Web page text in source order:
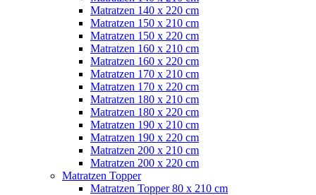
Matratzen 140 x 220 cm
Matratzen 150 x 210 cm
Matratzen 150 x 220 cm
Matratzen 160 x 210 cm
Matratzen 160 x 220 cm
Matratzen 170 x 210 cm
Matratzen 170 x 220 cm
Matratzen 180 x 210 cm
Matratzen 180 x 220 cm
Matratzen 190 x 210 cm
Matratzen 190 x 220 cm
Matratzen 200 x 210 cm
Matratzen 200 x 220 cm
Matratzen Topper
Matratzen Topper 80 x 210 cm